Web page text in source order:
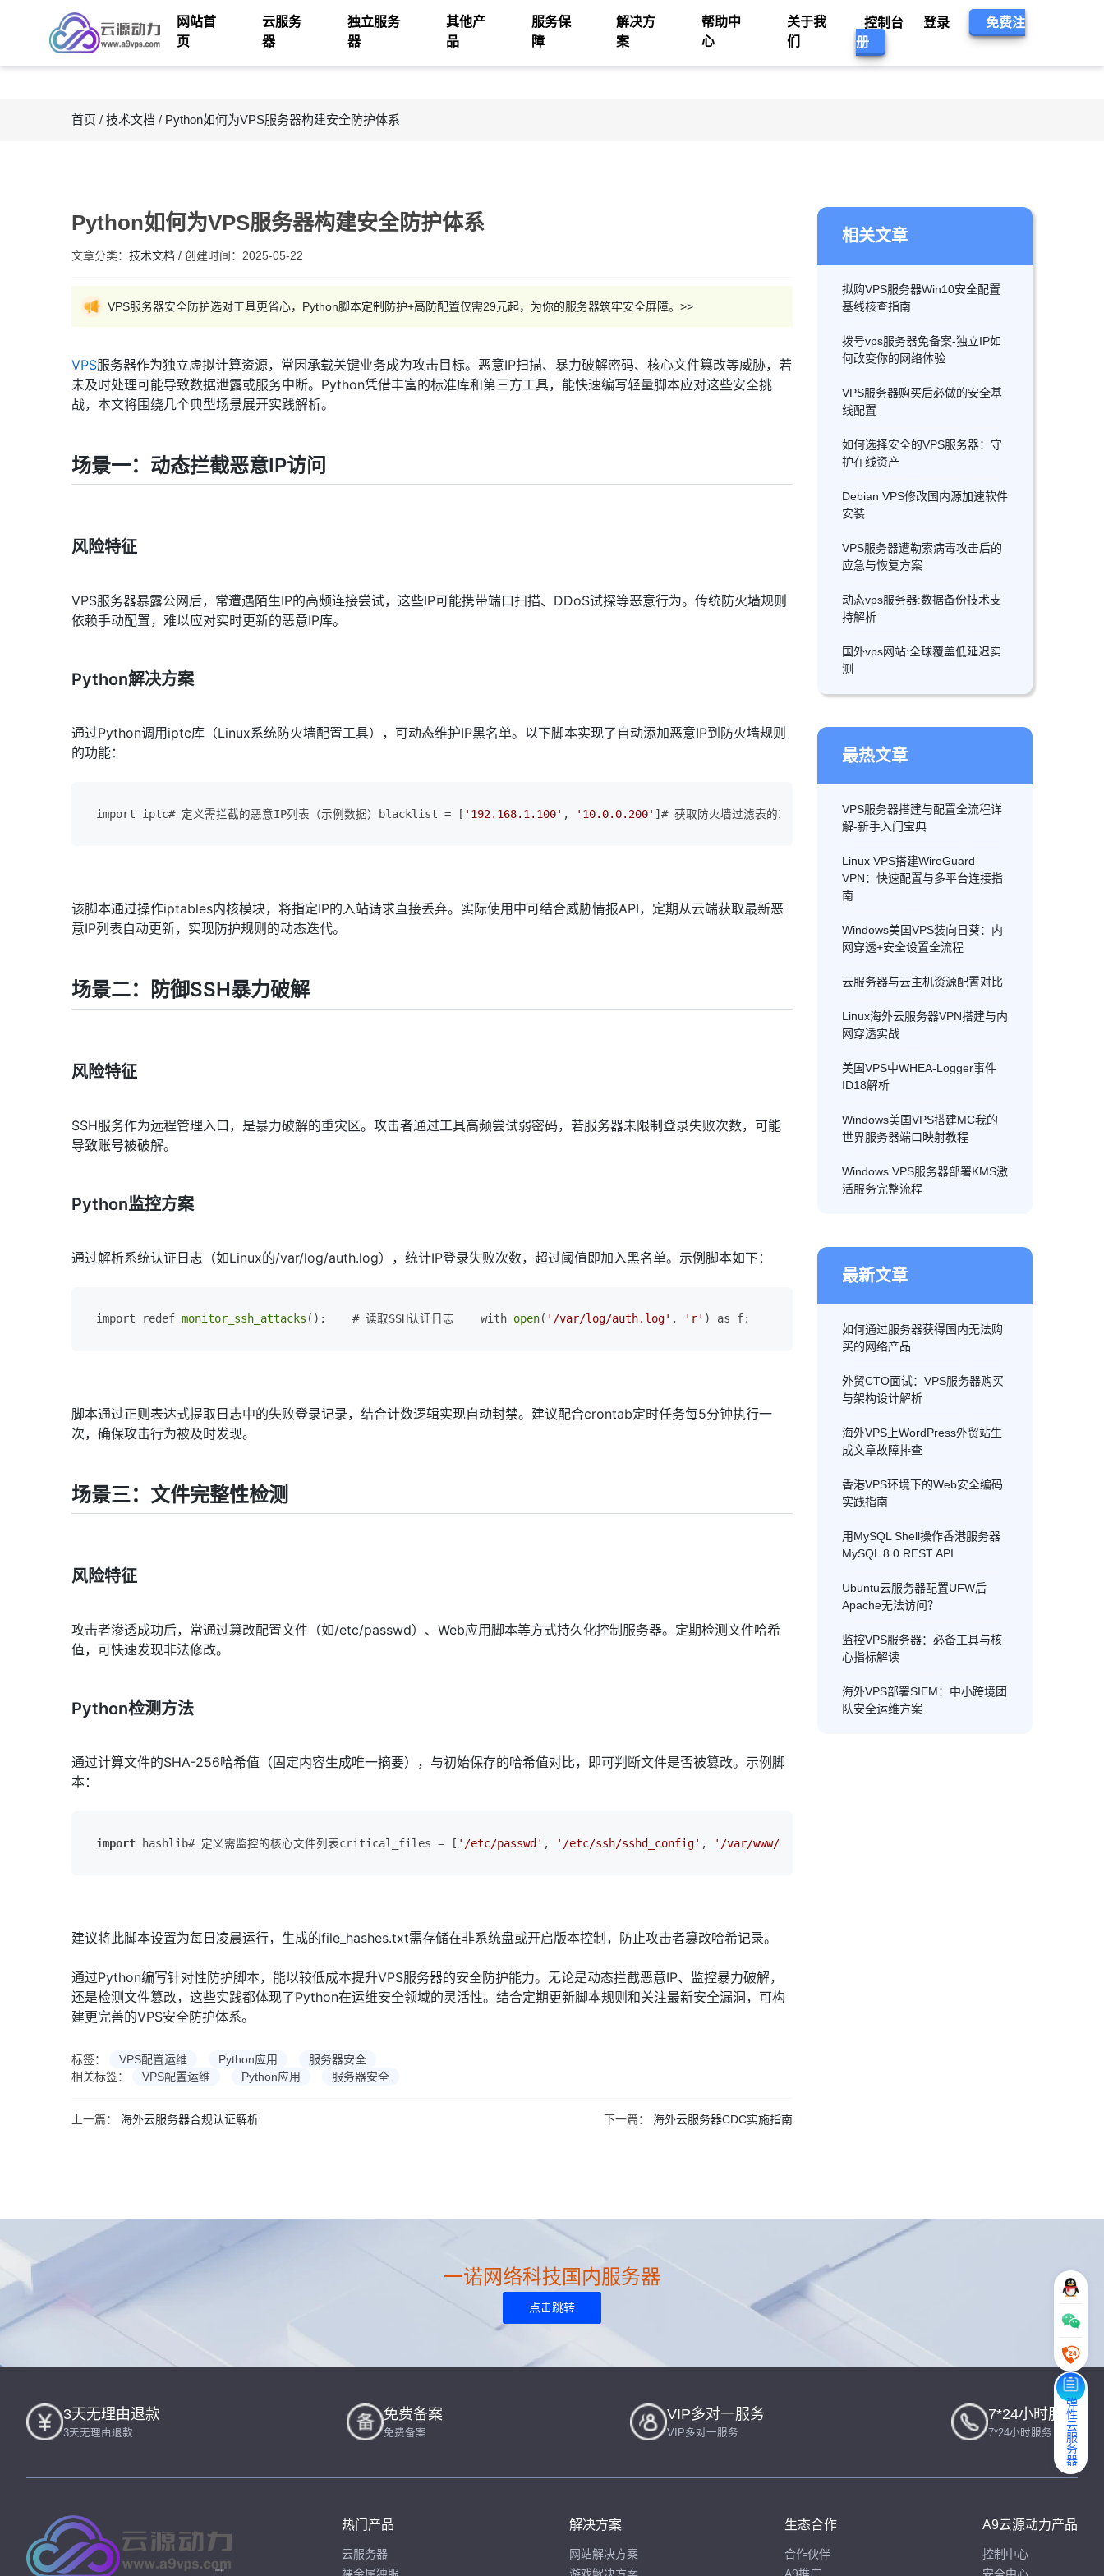
网站首
页
云服务
器
独立服务
器
其他产
品
服务保
障
解决方
案
帮助中
心
关于我
们
控制台 登录
免费注
册
首页 / 技术文档 / Python如何为VPS服务器构建安全防护体系
Python如何为VPS服务器构建安全防护体系
文章分类： 技术文档 / 创建时间： 2025-05-22
VPS服务器安全防护选对工具更省心，Python脚本定制防护+高防配置仅需29元起，为你的服务器筑牢安全屏障。>>
VPS服务器作为独立虚拟计算资源，常因承载关键业务成为攻击目标。恶意IP扫描、暴力破解密码、核心文件篡改等威胁，若
未及时处理可能导致数据泄露或服务中断。Python凭借丰富的标准库和第三方工具，能快速编写轻量脚本应对这些安全挑
战，本文将围绕几个典型场景展开实践解析。
场景一：动态拦截恶意IP访问
风险特征
VPS服务器暴露公网后，常遭遇陌生IP的高频连接尝试，这些IP可能携带端口扫描、DDoS试探等恶意行为。传统防火墙规则
依赖手动配置，难以应对实时更新的恶意IP库。
Python解决方案
通过Python调用iptc库（Linux系统防火墙配置工具），可动态维护IP黑名单。以下脚本实现了自动添加恶意IP到防火墙规则
的功能：
import iptc# 定义需拦截的恶意IP列表（示例数据）blacklist = [ '192.168.1.100' , '10.0.0.200' ]# 获取防火墙过滤表的INPUT链 table =
该脚本通过操作iptables内核模块，将指定IP的入站请求直接丢弃。实际使用中可结合威胁情报API，定期从云端获取最新恶
意IP列表自动更新，实现防护规则的动态迭代。
场景二：防御SSH暴力破解
风险特征
SSH服务作为远程管理入口，是暴力破解的重灾区。攻击者通过工具高频尝试弱密码，若服务器未限制登录失败次数，可能
导致账号被破解。
Python监控方案
通过解析系统认证日志（如Linux的/var/log/auth.log），统计IP登录失败次数，超过阈值即加入黑名单。示例脚本如下：
import redef monitor_ssh_attacks ():    # 读取SSH认证日志    with open( '/var/log/auth.log' , 'r' ) as f:        log_content = f.
脚本通过正则表达式提取日志中的失败登录记录，结合计数逻辑实现自动封禁。建议配合crontab定时任务每5分钟执行一
次，确保攻击行为被及时发现。
场景三：文件完整性检测
风险特征
攻击者渗透成功后，常通过篡改配置文件（如/etc/passwd）、Web应用脚本等方式持久化控制服务器。定期检测文件哈希
值，可快速发现非法修改。
Python检测方法
通过计算文件的SHA-256哈希值（固定内容生成唯一摘要），与初始保存的哈希值对比，即可判断文件是否被篡改。示例脚
本：
import hashlib# 定义需监控的核心文件列表critical_files = [ '/etc/passwd' , '/etc/ssh/sshd_config' , '/var/www/html/index.php'
建议将此脚本设置为每日凌晨运行，生成的file_hashes.txt需存储在非系统盘或开启版本控制，防止攻击者篡改哈希记录。
通过Python编写针对性防护脚本，能以较低成本提升VPS服务器的安全防护能力。无论是动态拦截恶意IP、监控暴力破解，
还是检测文件篡改，这些实践都体现了Python在运维安全领域的灵活性。结合定期更新脚本规则和关注最新安全漏洞，可构
建更完善的VPS安全防护体系。
标签： VPS配置运维 Python应用
服务器安全
相关标签：
VPS配置运维 Python应用 服务器安全
上一篇： 海外云服务器合规认证解析 下一篇： 海外云服务器CDC实施指南
相关文章
拟购VPS服务器Win10安全配置
基线核查指南
拨号vps服务器免备案-独立IP如
何改变你的网络体验
VPS服务器购买后必做的安全基
线配置
如何选择安全的VPS服务器：守
护在线资产
Debian VPS修改国内源加速软件
安装
VPS服务器遭勒索病毒攻击后的
应急与恢复方案
动态vps服务器:数据备份技术支
持解析
国外vps网站:全球覆盖低延迟实
测
最热文章
VPS服务器搭建与配置全流程详
解-新手入门宝典
Linux VPS搭建WireGuard
VPN：快速配置与多平台连接指
南
Windows美国VPS装向日葵：内
网穿透+安全设置全流程
云服务器与云主机资源配置对比
Linux海外云服务器VPN搭建与内
网穿透实战
美国VPS中WHEA-Logger事件
ID18解析
Windows美国VPS搭建MC我的
世界服务器端口映射教程
Windows VPS服务器部署KMS激
活服务完整流程
最新文章
如何通过服务器获得国内无法购
买的网络产品
外贸CTO面试：VPS服务器购买
与架构设计解析
海外VPS上WordPress外贸站生
成文章故障排查
香港VPS环境下的Web安全编码
实践指南
用MySQL Shell操作香港服务器
MySQL 8.0 REST API
Ubuntu云服务器配置UFW后
Apache无法访问？
监控VPS服务器：必备工具与核
心指标解读
海外VPS部署SIEM：中小跨境团
队安全运维方案
弹性云服务器
一诺网络科技国内服务器
点击跳转
3天无理由退款
3天无理由退款
免费备案
免费备案
VIP多对一服务
VIP多对一服务
7*24小时服务
7*24小时服务
热门产品
云服务器
解决方案
网站解决方案
生态合作
合作伙伴
A9云源动力产品
控制中心